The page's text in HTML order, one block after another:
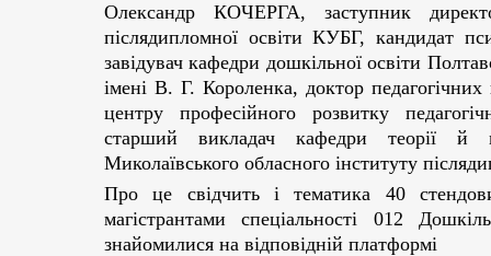
Олександр КОЧЕРГА, заступник
післядипломної освіти КУБГ, кандидат
завідувач кафедри дошкільної освіти
імені В. Г. Короленка, доктор
центру професійного розвитку
старший викладач кафедри теорії й
Миколаївського обласного інституту
Про це свідчить і тематика 40
магістрантами спеціальності 012
знайомилися на відповідній платформі